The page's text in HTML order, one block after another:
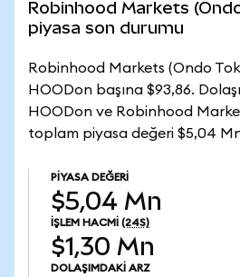
Robinhood Markets
piyasa son durumu
Robinhood Markets (Ondo
HOODon başına $93,86.
HOODon ve Robinhood
toplam piyasa değeri $5,04
PIYASA DEĞERI
$5,04 Mn
İŞLEM HACMI (24S)
$1,30 Mn
DOLAŞIMDAKI ARZ